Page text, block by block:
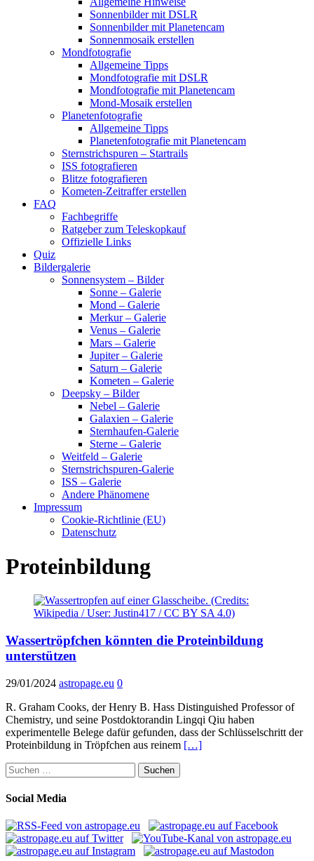
Sonnenbilder mit DSLR
Sonnenbilder mit Planetencam
Sonnenmosaik erstellen
Mondfotografie
Allgemeine Tipps
Mondfotografie mit DSLR
Mondfotografie mit Planetencam
Mond-Mosaik erstellen
Planetenfotografie
Allgemeine Tipps
Planetenfotografie mit Planetencam
Sternstrichspuren – Startrails
ISS fotografieren
Blitze fotografieren
Kometen-Zeitraffer erstellen
FAQ
Fachbegriffe
Ratgeber zum Teleskopkauf
Offizielle Links
Quiz
Bildergalerie
Sonnensystem – Bilder
Sonne – Galerie
Mond – Galerie
Merkur – Galerie
Venus – Galerie
Mars – Galerie
Jupiter – Galerie
Saturn – Galerie
Kometen – Galerie
Deepsky – Bilder
Nebel – Galerie
Galaxien – Galerie
Sternhaufen-Galerie
Sterne – Galerie
Weitfeld – Galerie
Sternstrichspuren-Galerie
ISS – Galerie
Andere Phänomene
Impressum
Cookie-Richtlinie (EU)
Datenschutz
Proteinbildung
Wassertröpfchen könnten die Proteinbildung
unterstützen
29/01/2024 astropage.eu 0
R. Graham Cooks, der Henry B. Hass Distinguished Professor of
Chemistry, und seine Postdoktorandin Lingqi Qiu haben
experimentelle Belege dafür gefunden, dass der Schlüsselschritt der
Proteinbildung in Tröpfchen aus reinem […]
Suchen
nach:
Social Media